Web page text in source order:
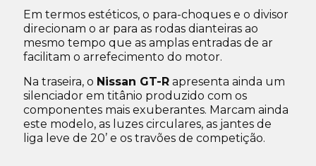
Em termos estéticos, o para-choques e o divisor
direcionam o ar para as rodas dianteiras ao
mesmo tempo que as amplas entradas de ar
facilitam o arrefecimento do motor.
Na traseira, o Nissan GT-Rapresenta ainda um
silenciador em titânio produzido com os
componentes mais exuberantes. Marcam ainda
este modelo, as luzes circulares, as jantes de
liga leve de 20’ e os travões de competição.